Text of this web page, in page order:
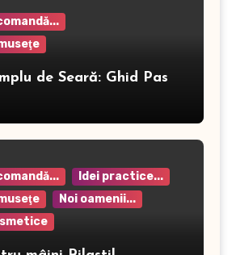
de Seară: Ghid Pas
Idei practice...
Noi oamenii...